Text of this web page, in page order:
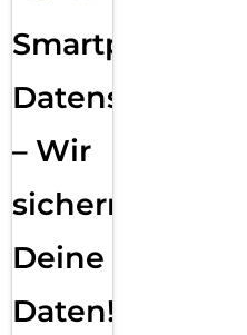
Smartphone
Datensicherung
– Wir
sichern
Deine
Daten!